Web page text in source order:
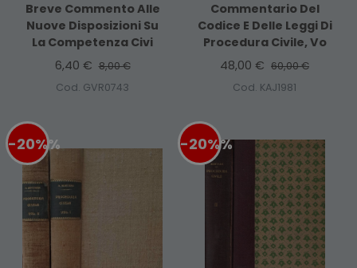
Breve Commento Alle
Nuove Disposizioni Su
La Competenza Civi
6,40 € 8,00 €
Cod. GVR0743
Commentario Del
Codice E Delle Leggi Di
Procedura Civile, Vo
48,00 € 60,00 €
Cod. KAJ1981
-20%% -20%%